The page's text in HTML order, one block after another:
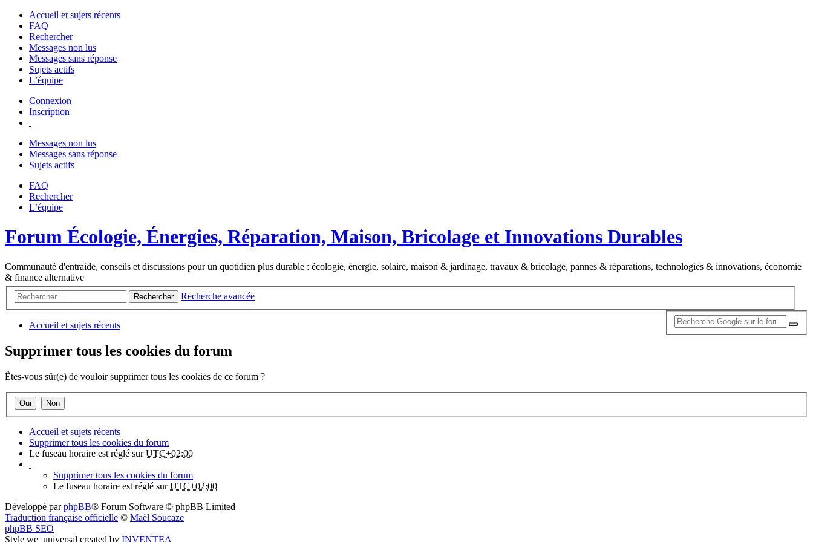
Accueil et sujets récents
FAQ
Rechercher
Messages non lus
Messages sans réponse
Sujets actifs
L’équipe
Connexion
Inscription
Messages non lus
Messages sans réponse
Sujets actifs
FAQ
Rechercher
L’équipe
Forum Écologie, Énergies, Réparation, Maison, Bricolage et Innovations Durables
Communauté d'entraide, conseils et discussions pour un quotidien plus durable : écologie, énergie, solaire, maison & jardinage, travaux & bricolage, pannes & réparations, technologies & innovations, économie
& finance alternative
Rechercher Recherche avancée
Accueil et sujets récents
Supprimer tous les cookies du forum
Êtes-vous sûr(e) de vouloir supprimer tous les cookies de ce forum ?
Accueil et sujets récents
Supprimer tous les cookies du forum
Le fuseau horaire est réglé surUTC+02:00
Supprimer tous les cookies du forum
Le fuseau horaire est réglé surUTC+02:00
Développé parphpBB® Forum Software © phpBB Limited
Traduction française officielle © Maël Soucaze
phpBB SEO
Style we_universal created by INVENTEA